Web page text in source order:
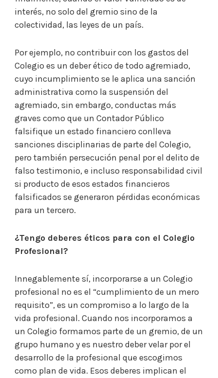
interés, no solo del gremio sino de la
colectividad, las leyes de un país.
Por ejemplo, no contribuir con los gastos del
Colegio es un deber ético de todo agremiado,
cuyo incumplimiento se le aplica una sanción
administrativa como la suspensión del
agremiado, sin embargo, conductas más
graves como que un Contador Público
falsifique un estado financiero conlleva
sanciones disciplinarias de parte del Colegio,
pero también persecución penal por el delito de
falso testimonio, e incluso responsabilidad civil
si producto de esos estados financieros
falsificados se generaron pérdidas económicas
para un tercero.
¿Tengo deberes éticos para con el Colegio
Profesional?
Innegablemente sí, incorporarse a un Colegio
profesional no es el “cumplimiento de un mero
requisito”, es un compromiso a lo largo de la
vida profesional. Cuando nos incorporamos a
un Colegio formamos parte de un gremio, de un
grupo humano y es nuestro deber velar por el
desarrollo de la profesional que escogimos
como plan de vida. Esos deberes implican el